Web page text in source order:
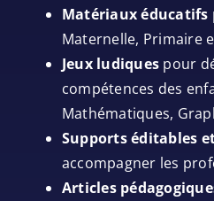
Matériaux éducatifs
Maternelle, Primaire
Jeux ludiques pour
compétences des
Mathématiques,
Supports éditables
accompagner les
Articles